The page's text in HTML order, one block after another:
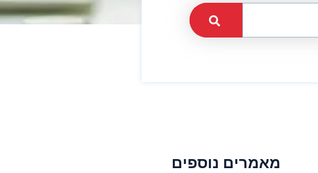
מאמרים נוספים